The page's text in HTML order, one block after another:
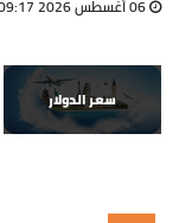
سعر الدولار